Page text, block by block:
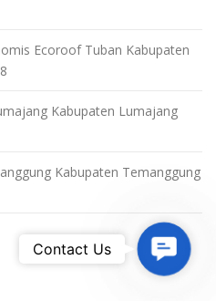
Ecoroof Tuban Kabupaten
Kabupaten Lumajang
Kabupaten Temanggung
Contact
Contact Us